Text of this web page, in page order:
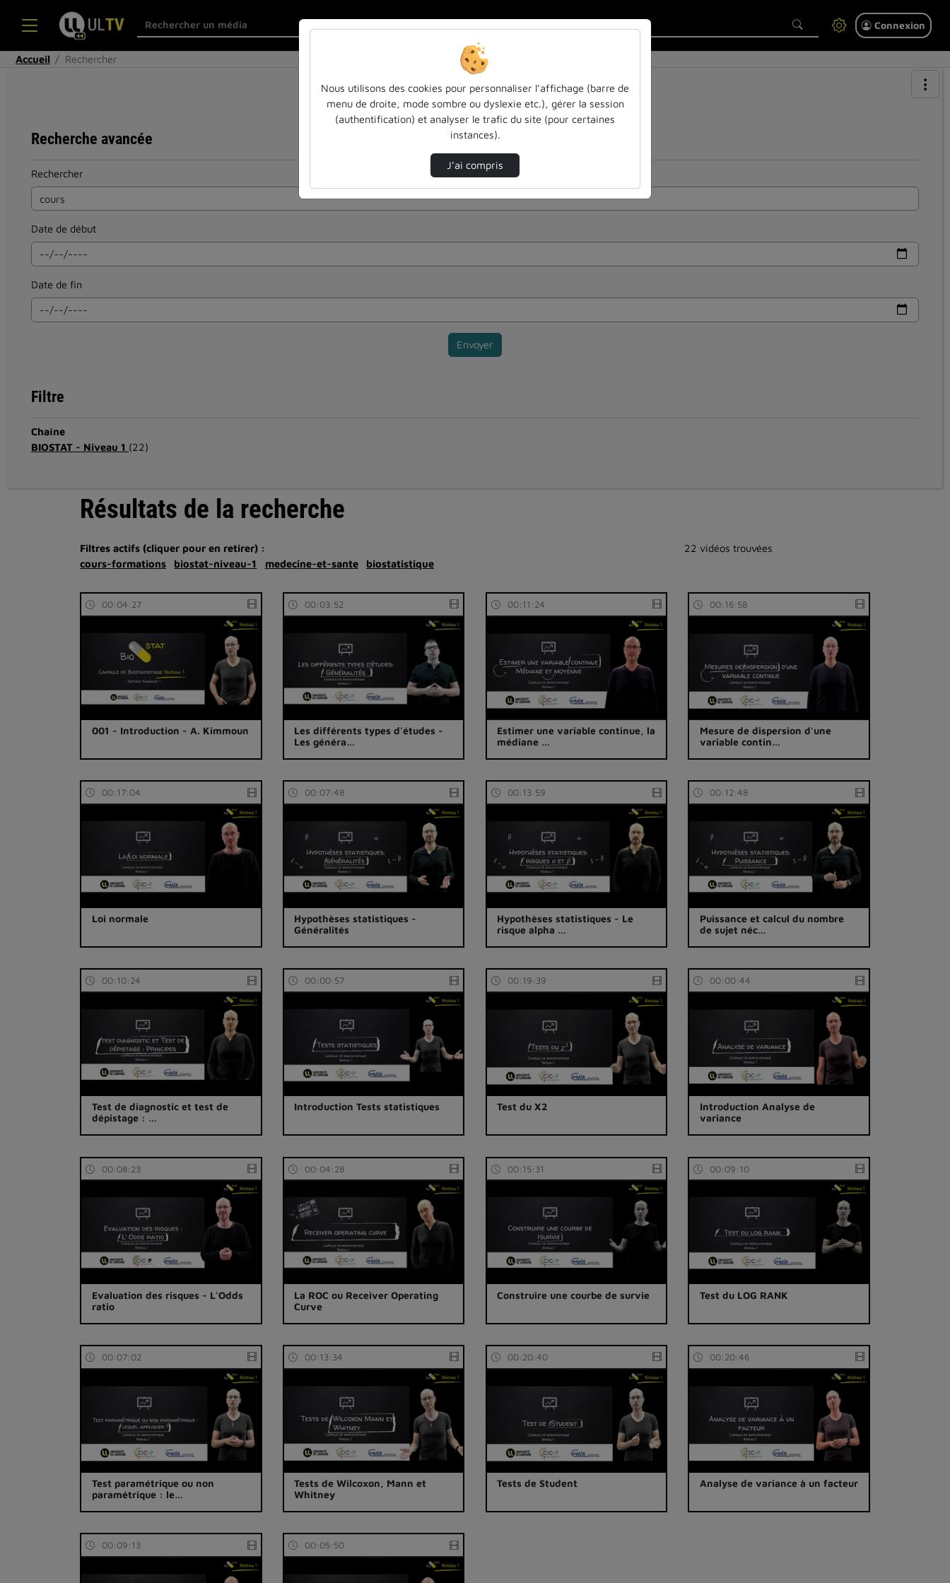
Connexion
Accueil Rechercher
Recherche avancée
Rechercher
Date de début
Date de fin
Envoyer
Filtre
Chaîne
BIOSTAT - Niveau 1 (22)
Résultats de la recherche
Filtres actifs (cliquer pour en retirer) :
cours-formations
biostat-niveau-1 medecine-et-sante biostatistique
22 vidéos trouvées
00:04:27
001 - Introduction - A. Kimmoun
00:03:52
Les différents types d'études -
Les généra…
00:11:24
Estimer une variable continue, la
médiane …
00:16:58
Mesure de dispersion d'une
variable contin…
00:17:04
Loi normale
00:07:48
Hypothèses statistiques -
Généralités
00:13:59
Hypothèses statistiques - Le
risque alpha …
00:12:48
Puissance et calcul du nombre
de sujet néc…
00:10:24
Test de diagnostic et test de
dépistage : …
00:00:57
Introduction Tests statistiques
00:19:39
Test du X2
00:00:44
Introduction Analyse de
variance
00:08:23
Evaluation des risques - L'Odds
ratio
00:04:28
La ROC ou Receiver Operating
Curve
00:15:31
Construire une courbe de survie
00:09:10
Test du LOG RANK
00:07:02
Test paramétrique ou non
paramétrique : le…
00:13:34
Tests de Wilcoxon, Mann et
Whitney
00:20:40
Tests de Student
00:20:46
Analyse de variance à un facteur
00:09:13 00:05:50
Nous utilisons des cookies pour personnaliser l’affichage (barre de
menu de droite, mode sombre ou dyslexie etc.), gérer la session
(authentification) et analyser le trafic du site (pour certaines
instances).
J’ai compris